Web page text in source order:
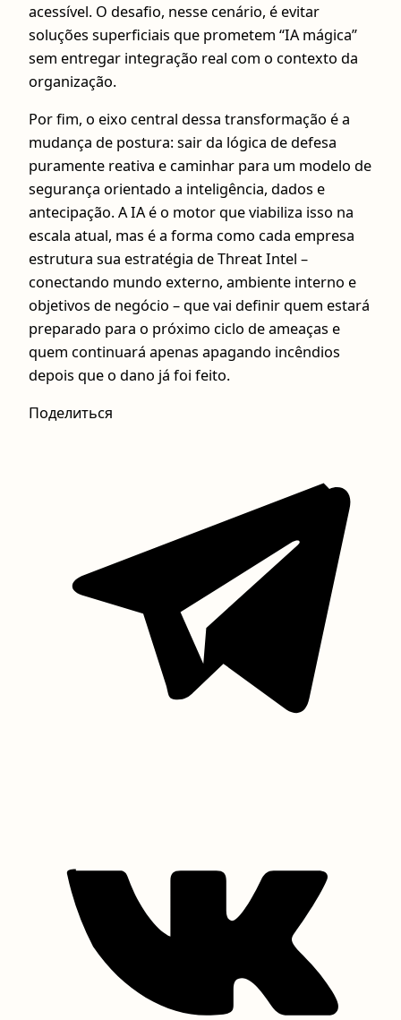
acessível. O desafio, nesse cenário, é evitar
soluções superficiais que prometem “IA mágica”
sem entregar integração real com o contexto da
organização.
Por fim, o eixo central dessa transformação é a
mudança de postura: sair da lógica de defesa
puramente reativa e caminhar para um modelo de
segurança orientado a inteligência, dados e
antecipação. A IA é o motor que viabiliza isso na
escala atual, mas é a forma como cada empresa
estrutura sua estratégia de Threat Intel –
conectando mundo externo, ambiente interno e
objetivos de negócio – que vai definir quem estará
preparado para o próximo ciclo de ameaças e
quem continuará apenas apagando incêndios
depois que o dano já foi feito.
Поделиться